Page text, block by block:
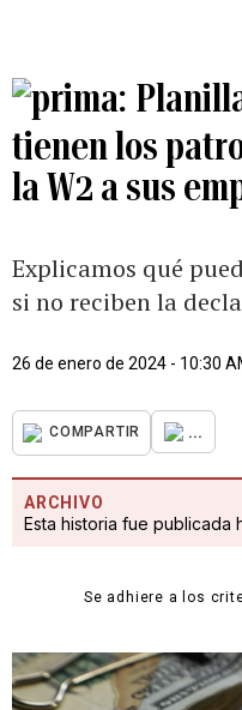
tienen los
la W2 a sus
Explicamos qué
si no reciben la
26 de enero de 2024 - 10:30
COMPARTIR ...
ARCHIVO
Esta historia fue publicada
Se adhiere a los